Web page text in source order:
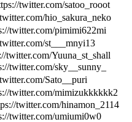
twitter.com/satoo_rooot
hio_sakura_neko
twitter.com/pimimi622mi
st___mnyi13
Yuuna_st_shall
sky__sunny_
Sato__puri
twitter.com/mimizukkkkkk2
twitter.com/hinamon_2114
twitter.com/umiumi0w0